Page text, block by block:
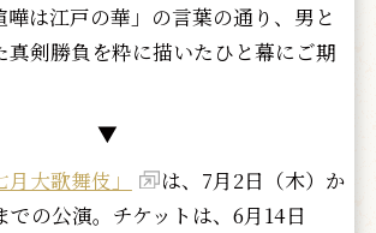
嘩は江戸の華」の言葉の通り、男と
真剣勝負を粋に描いたひと幕にご期
▼
大歌舞伎」
は、7月2日（木）か
での公演。チケットは、6月14日